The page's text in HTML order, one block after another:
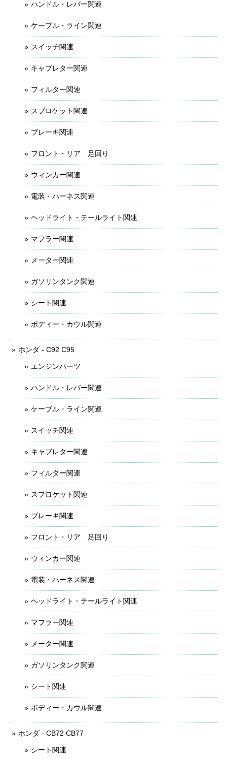
ハンドル・レバー関連
ケーブル・ライン関連
スイッチ関連
キャブレター関連
フィルター関連
スプロケット関連
ブレーキ関連
フロント・リア 足回り
ウィンカー関連
電装・ハーネス関連
ヘッドライト・テールライト関連
マフラー関連
メーター関連
ガソリンタンク関連
シート関連
ボディー・カウル関連
ホンダ - C92 C95
エンジンパーツ
ハンドル・レバー関連
ケーブル・ライン関連
スイッチ関連
キャブレター関連
フィルター関連
スプロケット関連
ブレーキ関連
フロント・リア 足回り
ウィンカー関連
電装・ハーネス関連
ヘッドライト・テールライト関連
マフラー関連
メーター関連
ガソリンタンク関連
シート関連
ボディー・カウル関連
ホンダ - CB72 CB77
シート関連